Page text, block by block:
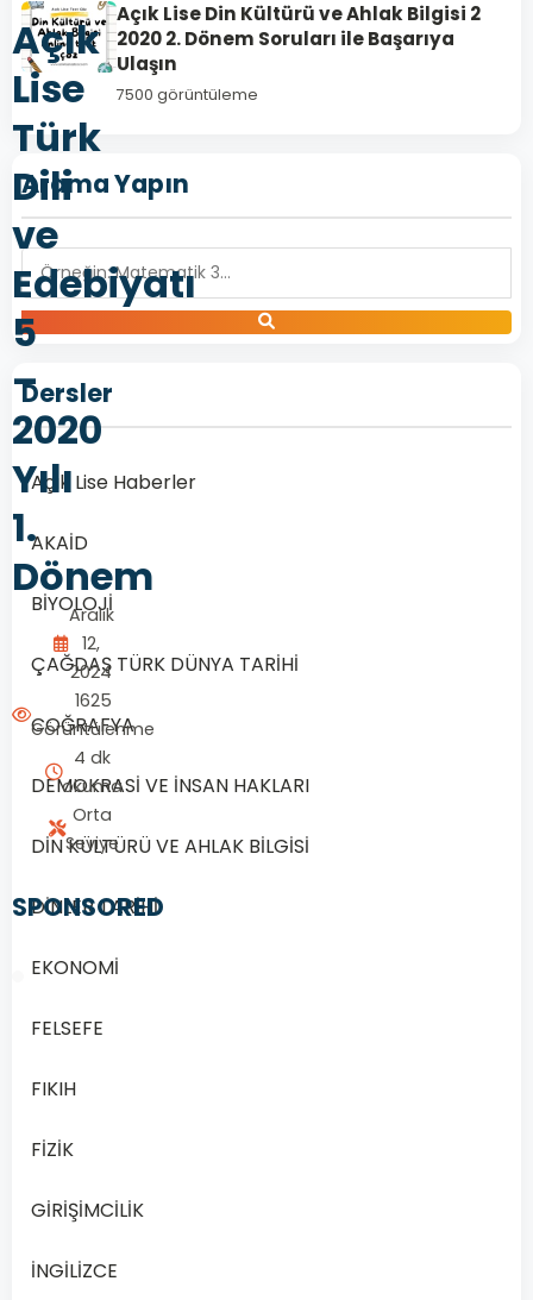
Açık
Lise
Türk
Dili
ve
Edebiyatı
5
–
2020
Yılı
1.
Dönem
Aralık
12,
2024
1625
Görüntülenme
4 dk
okuma
Orta
Seviye
SPONSORED
•
Toplumsal
olayların
Açık Lise Din Kültürü ve Ahlak Bilgisi 2
2020 2. Dönem Soruları ile Başarıya
Ulaşın
7500 görüntüleme
Arama Yapın
Dersler
Açık Lise Haberler
AKAİD
BİYOLOJİ
ÇAĞDAŞ TÜRK DÜNYA TARİHİ
COĞRAFYA
DEMOKRASİ VE İNSAN HAKLARI
DİN KÜLTÜRÜ VE AHLAK BİLGİSİ
DİNLER TARİHİ
EKONOMİ
FELSEFE
FIKIH
FİZİK
GİRİŞİMCİLİK
İNGİLİZCE